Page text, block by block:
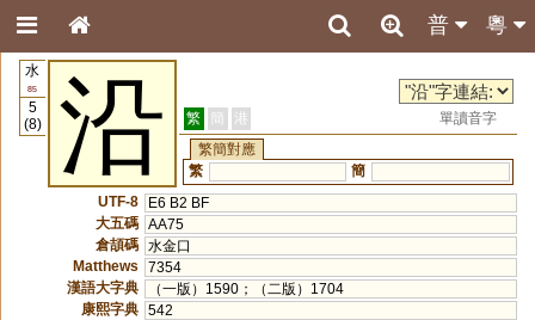
粵
普
水
85
5
(8)
沿 繁 簡 港
單讀音字
繁簡對應
繁
簡
UTF-8
E6 B2 BF
大五碼 AA75
倉頡碼 水金口
Matthews
7354
漢語大字典
（一版）1590；（二版）1704
康熙字典 542